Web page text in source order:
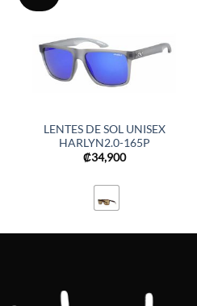
LENTES DE SOL UNISEX
HARLYN2.0-165P
₡34,900